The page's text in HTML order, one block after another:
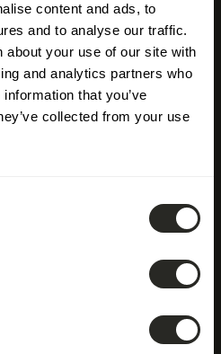
content and ads, to
and to analyse our traffic.
about your use of our site with
and analytics partners who
that you’ve
collected from your use